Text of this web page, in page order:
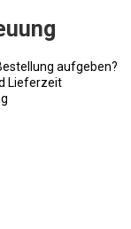
aufgeben?
Lieferzeit